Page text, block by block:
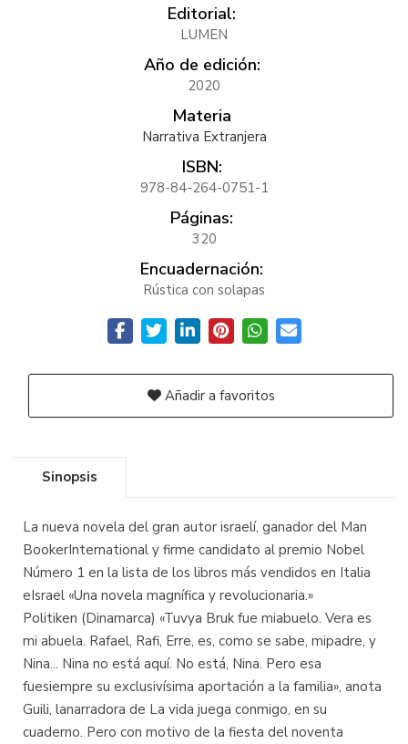
Editorial:
LUMEN
Año de edición:
2020
Materia
Narrativa Extranjera
ISBN:
978-84-264-0751-1
Páginas:
320
Encuadernación:
Rústica con solapas
Añadir a favoritos
Sinopsis
La nueva novela del gran autor israelí, ganador del Man
BookerInternational y firme candidato al premio Nobel
Número 1 en la lista de los libros más vendidos en Italia
eIsrael «Una novela magnífica y revolucionaria.»
Politiken (Dinamarca) «Tuvya Bruk fue miabuelo. Vera es
mi abuela. Rafael, Rafi, Erre, es, como se sabe, mipadre, y
Nina... Nina no está aquí. No está, Nina. Pero esa
fuesiempre su exclusivísima aportación a la familia», anota
Guili, lanarradora de La vida juega conmigo, en su
cuaderno. Pero con motivo de la fiesta del noventa